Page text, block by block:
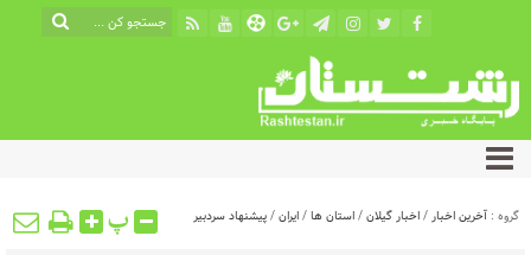
گروه : آخرین اخبار/اخبار گیلان/استان ها/ایران/پیشنهاد سردبیر پ